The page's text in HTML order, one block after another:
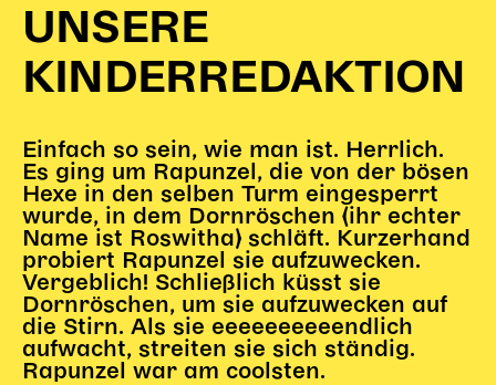
UNSERE
KINDERREDAKTION
Einfach so sein, wie man ist. Herrlich.
Es ging um Rapunzel, die von der bösen
Hexe in den selben Turm eingesperrt
wurde, in dem Dornröschen (ihr echter
Name ist Roswitha) schläft. Kurzerhand
probiert Rapunzel sie aufzuwecken.
Vergeblich! Schließlich küsst sie
Dornröschen, um sie aufzuwecken auf
die Stirn. Als sie eeeeeeeeeendlich
aufwacht, streiten sie sich ständig.
Rapunzel war am coolsten.